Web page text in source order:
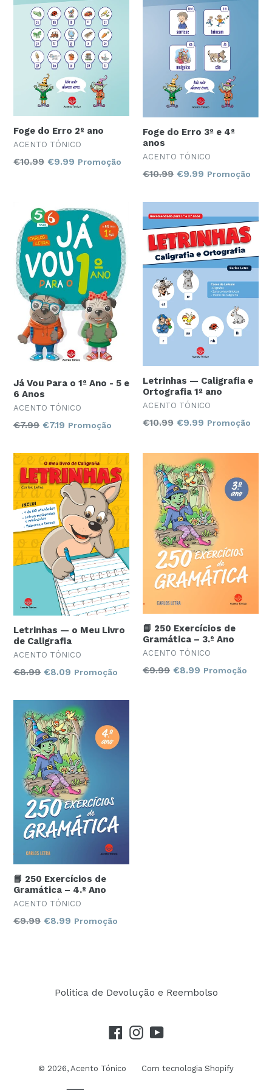
Foge do Erro 2º ano
ACENTO TÓNICO
Preço
€10.99 €9.99 Promoção
Foge do Erro 3º e 4º
anos
ACENTO TÓNICO
Preço
€10.99 €9.99 Promoção
Já Vou Para o 1º Ano - 5 e
6 Anos
ACENTO TÓNICO
Preço
€7.99 €7.19 Promoção
Letrinhas — Caligrafia e
Ortografia 1º ano
ACENTO TÓNICO
Preço
€10.99 €9.99 Promoção
Letrinhas — o Meu Livro
de Caligrafia
ACENTO TÓNICO
Preço
€8.99 €8.09 Promoção
📘 250 Exercícios de
Gramática – 3.º Ano
ACENTO TÓNICO
Preço
€9.99 €8.99 Promoção
📘 250 Exercícios de
Gramática – 4.º Ano
ACENTO TÓNICO
Preço
€9.99 €8.99 Promoção
Politica de Devolução e Reembolso
Facebook
Instagram
YouTube
© 2026, Acento Tónico Com tecnologia Shopify